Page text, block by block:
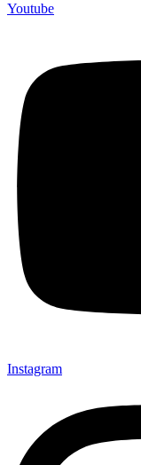
Youtube
Instagram